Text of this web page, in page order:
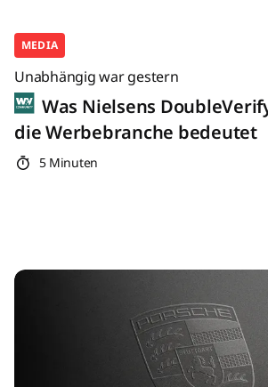
MEDIA
Unabhängig war gestern
Was Nielsens
die Werbebranche bedeutet
5 Minuten